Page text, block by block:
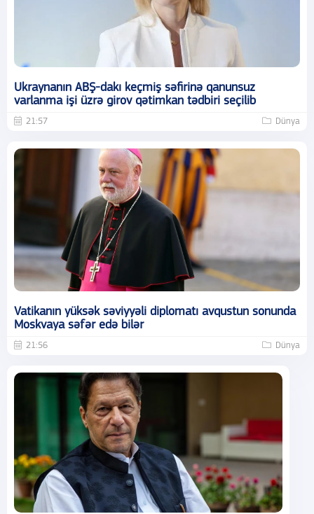
Ukraynanın ABŞ-dakı keçmiş səfirinə qanunsuz
varlanma işi üzrə girov qətimkan tədbiri seçilib
21:57 Dünya
Vatikanın yüksək səviyyəli diplomatı avqustun sonunda
Moskvaya səfər edə bilər
21:56 Dünya